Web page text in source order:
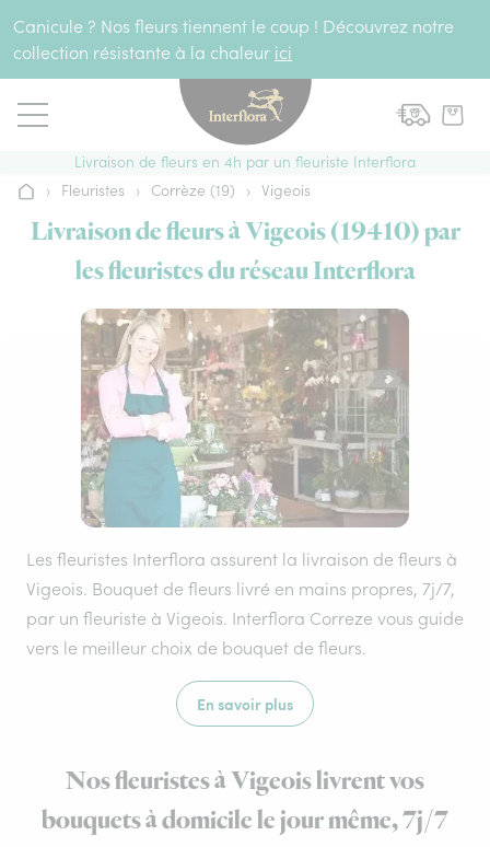
Canicule ? Nos fleurs tiennent le coup ! Découvrez notre
collection résistante à la chaleur ici
Livraison de fleurs en 4h par un fleuriste Interflora
Accueil
› Fleuristes › Corrèze (19) › Vigeois
Livraison de fleurs à Vigeois (19410) par
les fleuristes du réseau Interflora
Les fleuristes Interflora assurent la livraison de fleurs à
Vigeois. Bouquet de fleurs livré en mains propres, 7j/7,
par un fleuriste à Vigeois. Interflora Correze vous guide
vers le meilleur choix de bouquet de fleurs.
En savoir plus
Nos fleuristes à Vigeois livrent vos
bouquets à domicile le jour même, 7j/7